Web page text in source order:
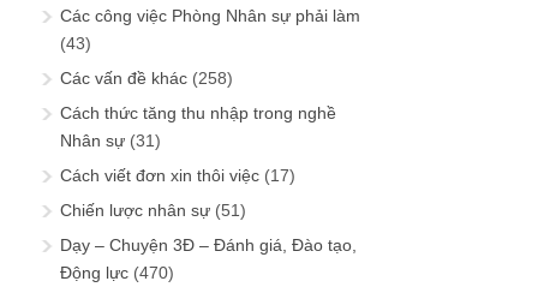
Các công việc Phòng Nhân sự phải làm
(43)
Các vấn đề khác (258)
Cách thức tăng thu nhập trong nghề
Nhân sự (31)
Cách viết đơn xin thôi việc (17)
Chiến lược nhân sự (51)
Dạy – Chuyện 3Đ – Đánh giá, Đào tạo,
Động lực (470)